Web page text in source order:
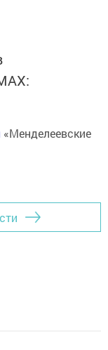
«Менделеевские